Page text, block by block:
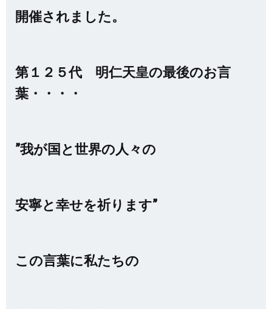
開催されました。
第１２５代 明仁天皇の最後のお言
葉・・・・
”我が国と世界の人々の
安寧と幸せを祈ります”
この言葉に私たちの